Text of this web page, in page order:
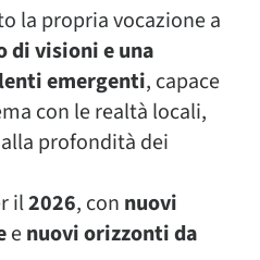
la propria vocazione a
di visioni e una
emergenti, capace
con le realtà locali,
profondità dei
il2026, con nuovi
enuovi orizzonti da